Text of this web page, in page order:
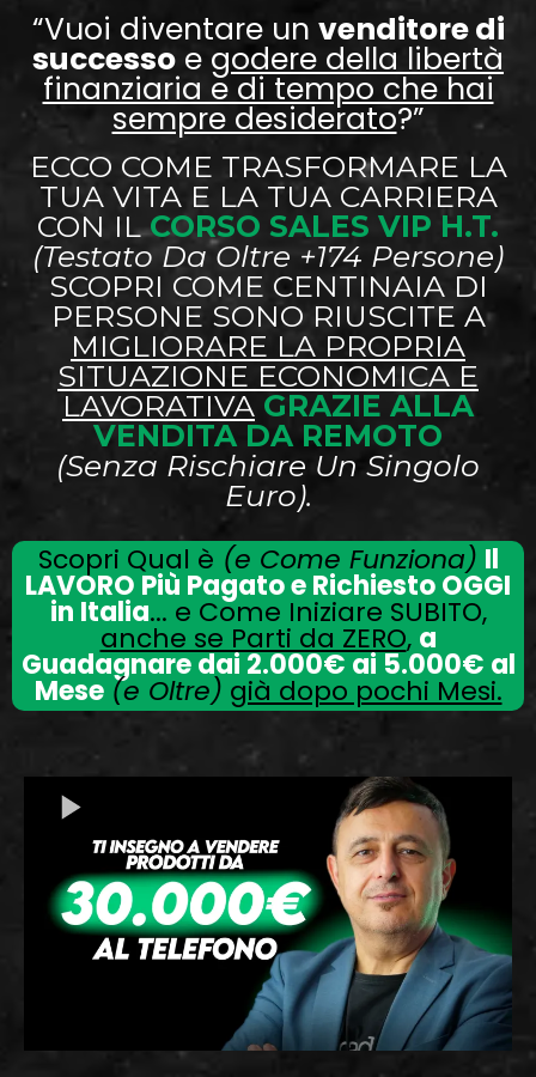
“Vuoi diventare un venditore di
successo e godere della libertà
finanziaria e di tempo che hai
sempre desiderato?”
ECCO COME TRASFORMARE LA
TUA VITA E LA TUA CARRIERA
CON ILCORSO SALES VIP H.T.
(testato Da Oltre +174 Persone)
SCOPRI COME CENTINAIA DI
PERSONE SONO RIUSCITE A
MIGLIORARE LA PROPRIA
SITUAZIONE ECONOMICA E
LAVORATIVA GRAZIE ALLA
VENDITA DA REMOTO
(senza Rischiare Un Singolo
Euro).
Scopri Qual è (e Come Funziona) Il
LAVORO Più Pagato e Richiesto OGGI
in Italia... e Come Iniziare SUBITO,
anche se Parti da ZERO, a
Guadagnare dai 2.000€ ai 5.000€ al
Mese (e Oltre) già dopo pochi Mesi.